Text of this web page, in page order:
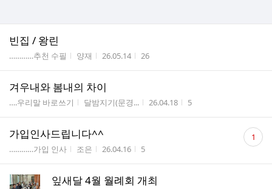
빈집 / 왕린
게시판명
…………추천 수필 작성자
양재 작성시간
26.05.14 조회수
26
겨우내와 봄내의 차이
게시판명
….우리말 바로쓰기 작성자
달밤지기(문경... 작성시간
26.04.18 조회수
5
가입인사드립니다^^
게시판명
…………가입 인사 작성자
조은 작성시간
26.04.16 조회수
5
댓
글 1
잎새달 4월 월례회 개최